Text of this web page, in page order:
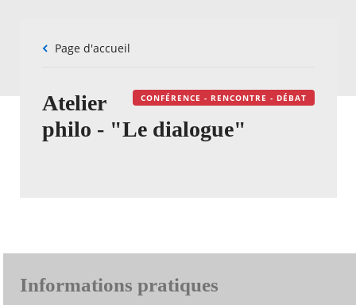
Fil
Page d'accueil
CONFÉRENCE - RENCONTRE - DÉBAT
Atelier
philo - "Le dialogue"
Informations pratiques